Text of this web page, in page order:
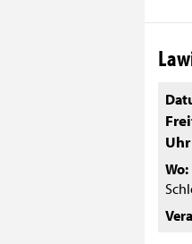
Uhr
Wo